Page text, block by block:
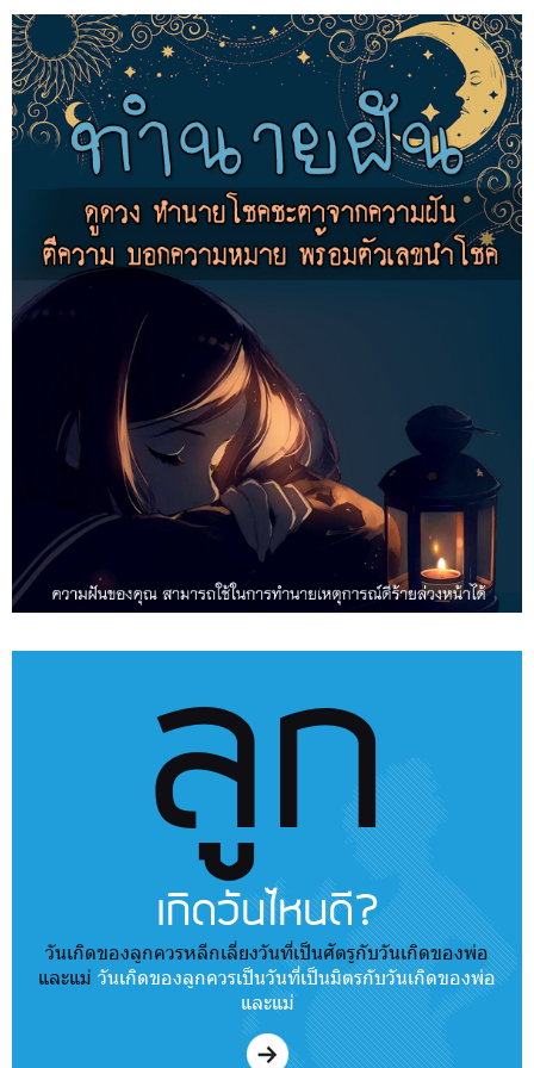
ลูก
เกิดวันไหนดี?
วันเกิดของลูกควรหลีกเลี่ยงวันที่เป็นศัตรูกับวันเกิดของพ่อ
และแม่ วันเกิดของลูกควรเป็นวันที่เป็นมิตรกับวันเกิดของพ่อ
และแม่